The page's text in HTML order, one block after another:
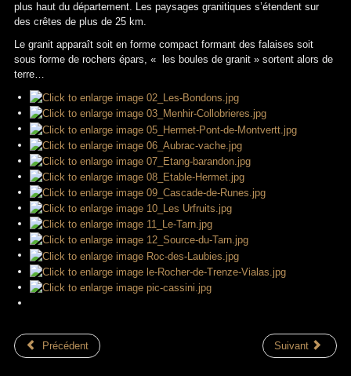
plus haut du département. Les paysages granitiques s’étendent sur
des crêtes de plus de 25 km.
Le granit apparaît soit en forme compact formant des falaises soit
sous forme de rochers épars, « les boules de granit » sortent alors de
terre…
Précédent Suivant